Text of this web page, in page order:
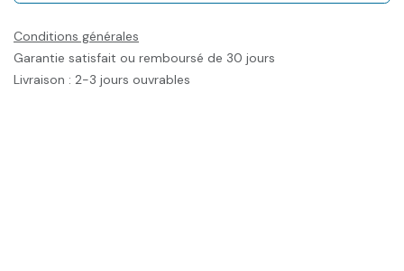
Conditions générales
Garantie satisfait ou remboursé de 30 jours
Livraison : 2-3 jours ouvrables